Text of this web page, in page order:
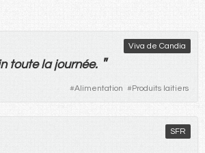
Viva de Candia
toute la journée. "
#Alimentation #Produits laitiers
SFR